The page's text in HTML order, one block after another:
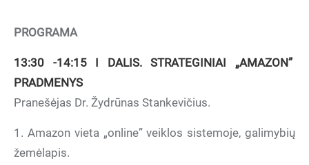
PROGRAMA
13:30 -14:15 I DALIS. STRATEGINIAI „AMAZON”
PRADMENYS
Pranešėjas Dr. Žydrūnas Stankevičius.
1. Amazon vieta „online” veiklos sistemoje, galimybių
žemėlapis.